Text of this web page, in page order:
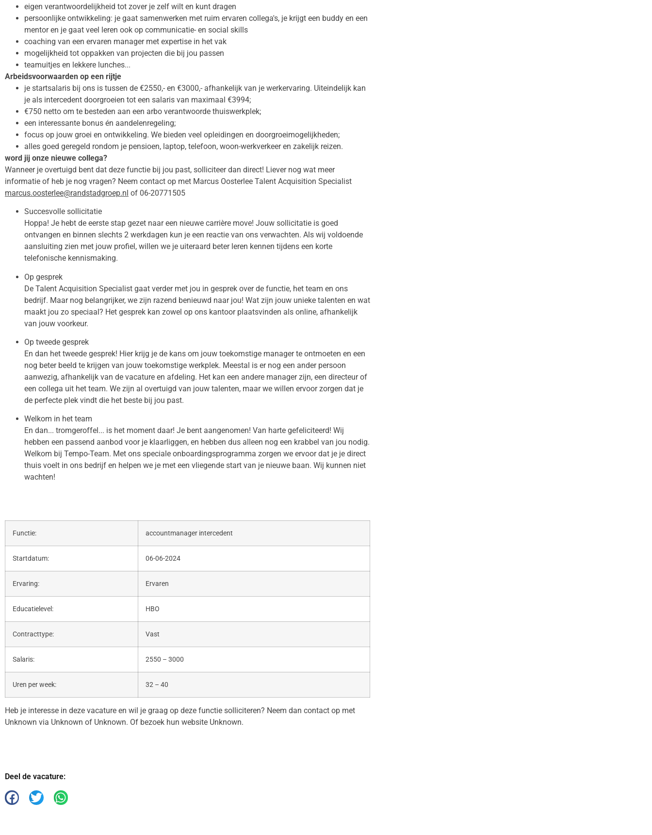
eigen verantwoordelijkheid tot zover je zelf wilt en kunt dragen
persoonlijke ontwikkeling: je gaat samenwerken met ruim ervaren collega's, je krijgt een buddy en een
mentor en je gaat veel leren ook op communicatie- en social skills
coaching van een ervaren manager met expertise in het vak
mogelijkheid tot oppakken van projecten die bij jou passen
teamuitjes en lekkere lunches...
Arbeidsvoorwaarden op een rijtje
je startsalaris bij ons is tussen de €2550,- en €3000,- afhankelijk van je werkervaring. Uiteindelijk kan
je als intercedent doorgroeien tot een salaris van maximaal €3994;
€750 netto om te besteden aan een arbo verantwoorde thuiswerkplek;
een interessante bonus én aandelenregeling;
focus op jouw groei en ontwikkeling. We bieden veel opleidingen en doorgroeimogelijkheden;
alles goed geregeld rondom je pensioen, laptop, telefoon, woon-werkverkeer en zakelijk reizen.
word jij onze nieuwe collega?
Wanneer je overtuigd bent dat deze functie bij jou past, solliciteer dan direct! Liever nog wat meer
informatie of heb je nog vragen? Neem contact op met Marcus Oosterlee Talent Acquisition Specialist
marcus.oosterlee@randstadgroep.nl of 06-20771505
Succesvolle sollicitatie
Hoppa! Je hebt de eerste stap gezet naar een nieuwe carrière move! Jouw sollicitatie is goed
ontvangen en binnen slechts 2 werkdagen kun je een reactie van ons verwachten. Als wij voldoende
aansluiting zien met jouw profiel, willen we je uiteraard beter leren kennen tijdens een korte
telefonische kennismaking.
Op gesprek
De Talent Acquisition Specialist gaat verder met jou in gesprek over de functie, het team en ons
bedrijf. Maar nog belangrijker, we zijn razend benieuwd naar jou! Wat zijn jouw unieke talenten en wat
maakt jou zo speciaal? Het gesprek kan zowel op ons kantoor plaatsvinden als online, afhankelijk
van jouw voorkeur.
Op tweede gesprek
En dan het tweede gesprek! Hier krijg je de kans om jouw toekomstige manager te ontmoeten en een
nog beter beeld te krijgen van jouw toekomstige werkplek. Meestal is er nog een ander persoon
aanwezig, afhankelijk van de vacature en afdeling. Het kan een andere manager zijn, een directeur of
een collega uit het team. We zijn al overtuigd van jouw talenten, maar we willen ervoor zorgen dat je
de perfecte plek vindt die het beste bij jou past.
Welkom in het team
En dan... tromgeroffel... is het moment daar! Je bent aangenomen! Van harte gefeliciteerd! Wij
hebben een passend aanbod voor je klaarliggen, en hebben dus alleen nog een krabbel van jou nodig.
Welkom bij Tempo-Team. Met ons speciale onboardingsprogramma zorgen we ervoor dat je je direct
thuis voelt in ons bedrijf en helpen we je met een vliegende start van je nieuwe baan. Wij kunnen niet
wachten!
Functie: accountmanager intercedent
Startdatum: 06-06-2024
Ervaring: Ervaren
Educatielevel: HBO
Contracttype: Vast
Salaris: 2550 – 3000
Uren per week: 32 – 40
Heb je interesse in deze vacature en wil je graag op deze functie solliciteren? Neem dan contact op met
Unknown via Unknown of Unknown. Of bezoek hun website Unknown.
Deel de vacature: